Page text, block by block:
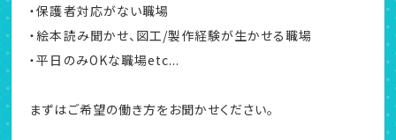
・保護者対応がない職場
・絵本読み聞かせ、図工/製作経験が生かせる職場
・平日のみOKな職場etc...
まずはご希望の働き方をお聞かせください。